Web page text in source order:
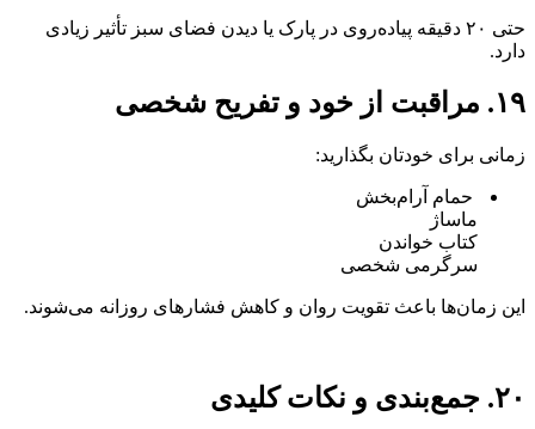
حتی ۲۰ دقیقه پیاده‌روی در پارک یا دیدن فضای سبز تأثیر زیادی
دارد.
۱۹. مراقبت از خود و تفریح شخصی
زمانی برای خودتان بگذارید:
حمام آرام‌بخش
ماساژ
کتاب خواندن
سرگرمی شخصی
این زمان‌ها باعث تقویت روان و کاهش فشارهای روزانه می‌شوند.
۲۰. جمع‌بندی و نکات کلیدی